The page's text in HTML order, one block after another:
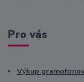
Pro vás
Výkup